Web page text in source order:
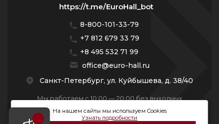
https://t.me/EuroHall_bot
8-800-101-33-79
+7 812 679 33 79
+8 495 532 71 99
office@euro-hall.ru
Санкт-Петербург, ул. Куйбышева, д. 38/40
Мы работаем с 10:00 — 20:00 без выходных
На нашем сайты мы используем Cookies
Узнать подробности